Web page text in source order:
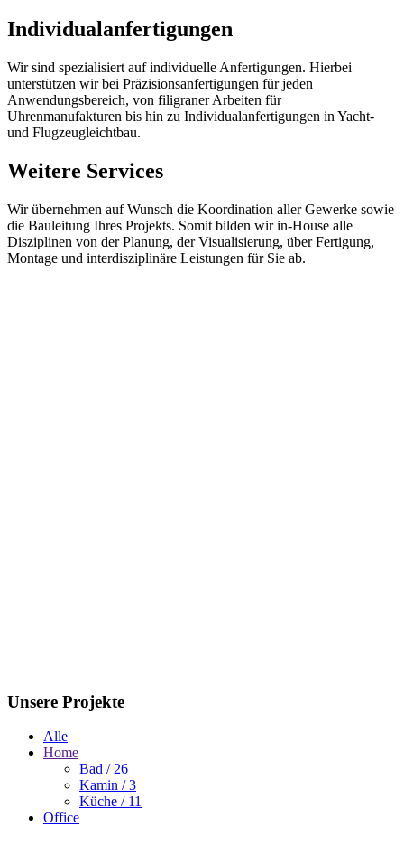
Individualanfertigungen
Wir sind spezialisiert auf individuelle Anfertigungen. Hierbei
unterstützen wir bei Präzisionsanfertigungen für jeden
Anwendungsbereich, von filigraner Arbeiten für
Uhrenmanufakturen bis hin zu Individualanfertigungen in Yacht-
und Flugzeugleichtbau.
Weitere Services
Wir übernehmen auf Wunsch die Koordination aller Gewerke sowie
die Bauleitung Ihres Projekts. Somit bilden wir in-House alle
Disziplinen von der Planung, der Visualisierung, über Fertigung,
Montage und interdisziplinäre Leistungen für Sie ab.
Unsere Projekte
Alle
Home
Bad / 26
Kamin / 3
Küche / 11
Office